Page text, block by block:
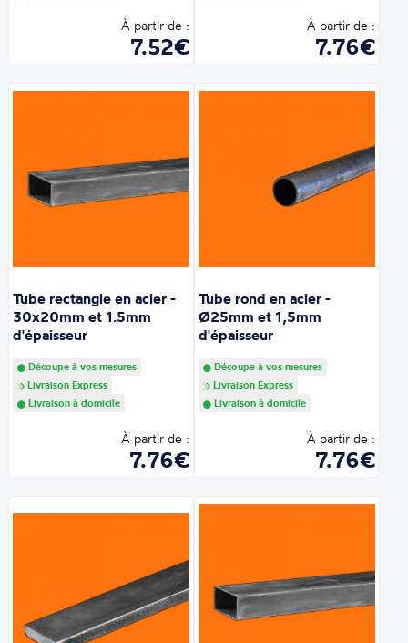
À partir de :
7.52€
À partir de :
7.76€
Tube rectangle en acier -
30x20mm et 1.5mm
d'épaisseur
Découpe à vos mesures
Livraison Express
Livraison à domicile
À partir de :
7.76€
Tube rond en acier -
Ø25mm et 1,5mm
d'épaisseur
Découpe à vos mesures
Livraison Express
Livraison à domicile
À partir de :
7.76€